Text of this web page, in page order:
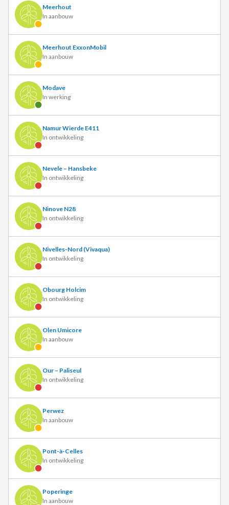
Meerhout
In aanbouw
Meerhout ExxonMobil
In aanbouw
Modave
In werking
Namur Wierde E411
In ontwikkeling
Nevele – Hansbeke
In ontwikkeling
Ninove N28
In ontwikkeling
Nivelles-Nord (Vivaqua)
In ontwikkeling
Obourg Holcim
In ontwikkeling
Olen Umicore
In aanbouw
Our – Paliseul
In ontwikkeling
Perwez
In aanbouw
Pont-à-Celles
In ontwikkeling
Poperinge
In aanbouw